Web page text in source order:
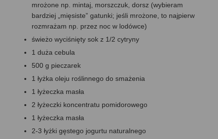
mrożone np. mintaj, morszczuk, dorsz (wybieram
bardziej „mięsiste” gatunki; jeśli mrożone, to najpierw
rozmrażam np. przez noc w lodówce)
świeżo wyciśnięty sok z 1/2 cytryny
1 duża cebula
500 g pieczarek
1 łyżka oleju roślinnego do smażenia
1 łyżeczka masła
2 łyżeczki koncentratu pomidorowego
1 łyżeczka masła
2-3 łyżki gęstego jogurtu naturalnego